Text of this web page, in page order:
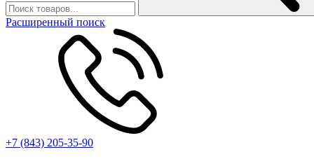
Расширенный поиск
+7 (843) 205-35-90